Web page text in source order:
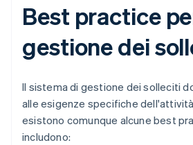
Best practice
gestione dei
Il sistema di gestione dei solleciti
alle esigenze specifiche
esistono comunque alcune best
includono: